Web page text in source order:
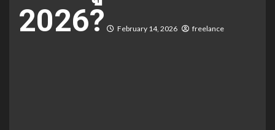
2026?
February 14, 2026 freelance